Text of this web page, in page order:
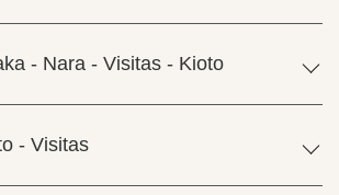
- Nara - Visitas - Kioto
- Visitas